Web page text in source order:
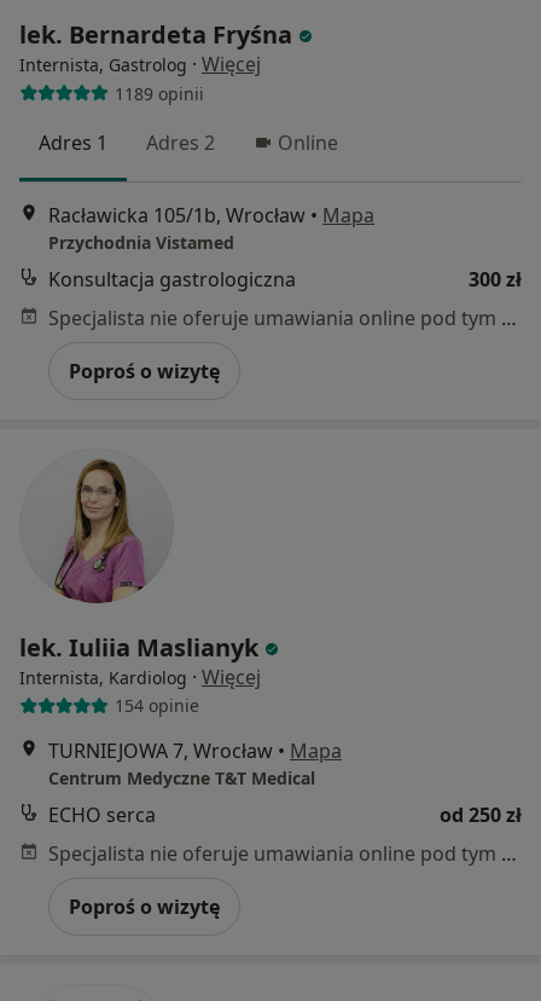
lek. Bernardeta Fryśna
Internista, Gastrolog · Więcej
1189 opinii
Adres 1 Adres 2 Online
Racławicka 105/1b, Wrocław • Mapa
Przychodnia Vistamed
Konsultacja gastrologiczna
300 zł
Specjalista nie oferuje umawiania online pod tym adresem.
Poproś o wizytę
lek. Iuliia Maslianyk
Internista, Kardiolog · Więcej
154 opinie
TURNIEJOWA 7, Wrocław • Mapa
Centrum Medyczne T&T Medical
ECHO serca
od 250 zł
Specjalista nie oferuje umawiania online pod tym adresem.
Poproś o wizytę